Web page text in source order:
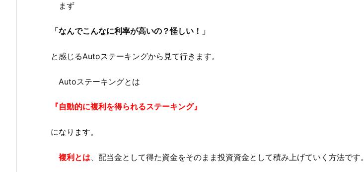
まず
「なんでこんなに利率が高いの？怪しい！」
と感じるAutoステーキングから見て行きます。
Autoステーキングとは
『自動的に複利を得られるステーキング』
になります。
複利とは 、配当金として得た資金をそのまま投資資金として積み上げていく方法です。